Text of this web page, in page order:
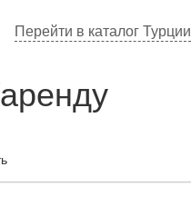
Перейти в каталог Турции